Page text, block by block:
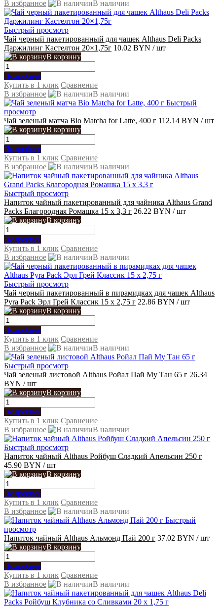
В избранное В наличии
Быстрый просмотр
Чай черный пакетированный для чашек Althaus Deli Packs
Даржилинг Кастелтон 20×1,75г 10.02 BYN / шт
В корзину
Подробнее
Купить в 1 клик Сравнение
В избранное
В наличии
Быстрый
просмотр
Чай зеленый матча Bio Matcha for Latte, 400 г 112.14 BYN / шт
В корзину
Подробнее
Купить в 1 клик Сравнение
В избранное
В наличии
Быстрый просмотр
Напиток чайный пакетированный для чайника Althaus Grand
Packs Благородная Ромашка 15 x 3,3 г 26.22 BYN / шт
В корзину
Подробнее
Купить в 1 клик Сравнение
В избранное
В наличии
Быстрый просмотр
Чай черный пакетированный в пирамидках для чашек Althaus
Pyra Pack Эрл Грей Классик 15 x 2,75 г 22.86 BYN / шт
В корзину
Подробнее
Купить в 1 клик Сравнение
В избранное
В наличии
Быстрый просмотр
Чай зеленый листовой Althaus Ройал Пай Му Тан 65 г 26.34
BYN / шт
В корзину
Подробнее
Купить в 1 клик Сравнение
В избранное
В наличии
Быстрый просмотр
Напиток чайный Althaus Ройбуш Сладкий Апельсин 250 г
45.90 BYN / шт
В корзину
Подробнее
Купить в 1 клик Сравнение
В избранное
В наличии
Быстрый
просмотр
Напиток чайный Althaus Альмонд Пай 200 г 37.02 BYN / шт
В корзину
Подробнее
Купить в 1 клик Сравнение
В избранное
В наличии